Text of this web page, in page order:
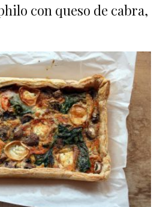
con queso de cabra,